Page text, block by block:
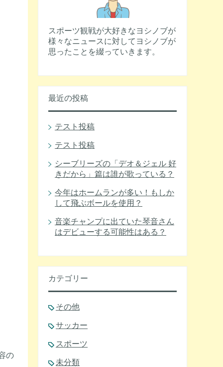
の
スポーツ観戦が大好きなヨシノブが
様々なニュースに対してヨシノブが
思ったことを綴っていきます。
最近の投稿
テスト投稿
テスト投稿
シーブリーズの「デオ＆ジェル 好
きだから」篇は誰が歌っている？
今年はホームランが多い！もしか
して飛ぶボールを使用？
音楽チャンプに出ていた琴音さん
はデビューする可能性はある？
カテゴリー
その他
サッカー
スポーツ
未分類